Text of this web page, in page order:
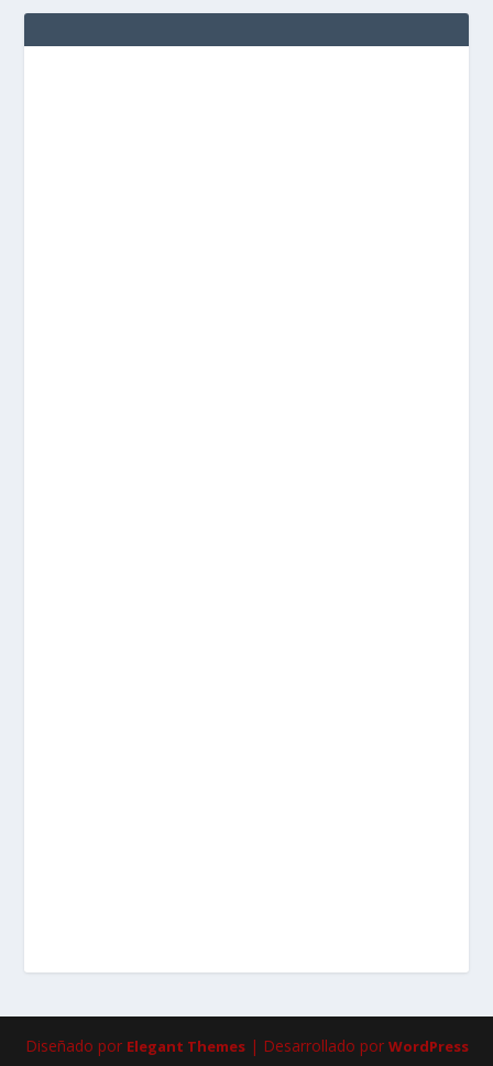
Diseñado por Elegant Themes| Desarrollado por WordPress